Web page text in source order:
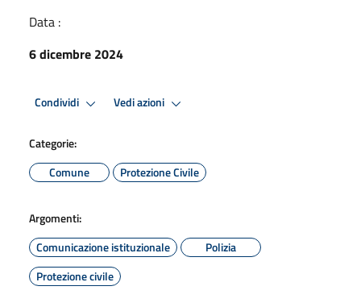
Data :
6 dicembre 2024
Condividi Vedi azioni
Categorie:
Comune
Protezione Civile
Argomenti:
Comunicazione istituzionale
Polizia
Protezione civile